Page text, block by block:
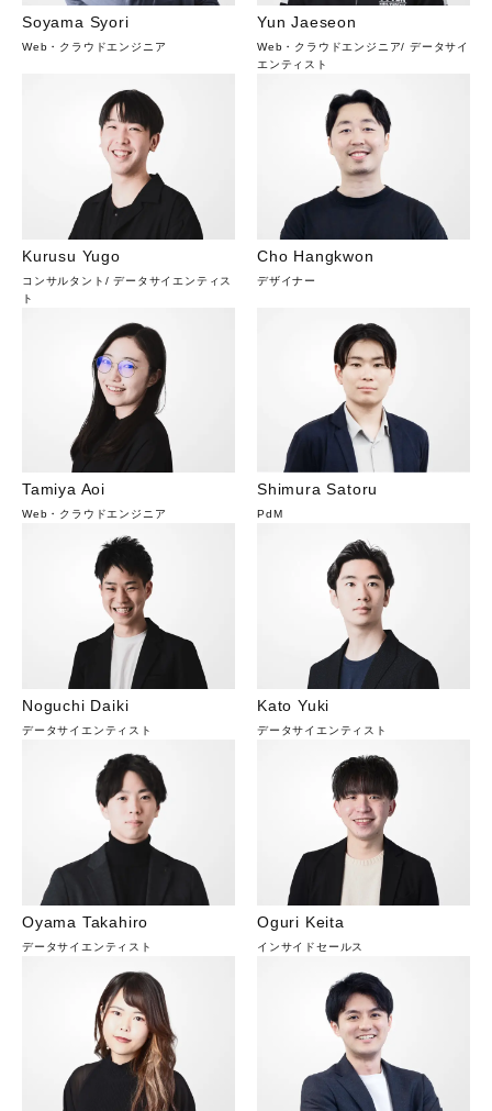
Soyama Syori
Web・クラウドエンジニア
Yun Jaeseon
Web・クラウドエンジニア/データサイ
エンティスト
Kurusu Yugo
コンサルタント /データサイエンティス
ト
Cho Hangkwon
デザイナー
Tamiya Aoi
Web・クラウドエンジニア
Shimura Satoru
PdM
Noguchi Daiki
データサイエンティスト
Kato Yuki
データサイエンティスト
Oyama Takahiro
データサイエンティスト
Oguri Keita
インサイドセールス